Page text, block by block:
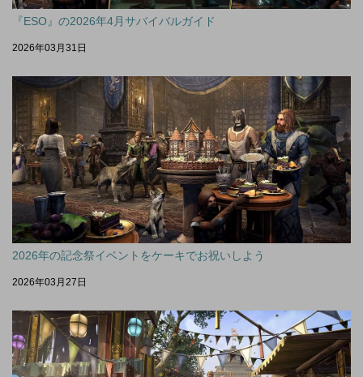
『ESO』の2026年4月サバイバルガイド
2026年03月31日
2026年の記念祭イベントをケーキでお祝いしよう
2026年03月27日